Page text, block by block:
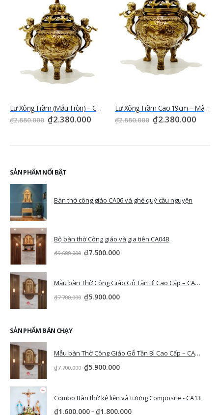
Lư Xông Trầm (Mẫu Tròn) – Cao 19cm – Màu Cổ Điền – LXT002
₫2.880.000 ₫2.380.000
Lư Xông Trầm Cao 19cm – Màu Cổ Điền – LXT007
₫2.880.000 ₫2.380.000
SẢN PHẨM NỔI BẬT
Bàn thờ công giáo CA06 và ghế quỳ cầu nguyện
Bộ bàn thờ Công giáo và gia tiên CA04B
₫9.600.000 ₫7.500.000
Mẫu bàn Thờ Công Giáo Gỗ Tần Bì Cao Cấp – CA04 Brown
₫7.700.000 ₫5.900.000
SẢN PHẨM BÁN CHẠY
Mẫu bàn Thờ Công Giáo Gỗ Tần Bì Cao Cấp – CA04 Brown
₫7.700.000 ₫5.900.000
Combo Bàn thờ kệ liền và tượng Composite - CA13
₫1.600.000–₫1.800.000